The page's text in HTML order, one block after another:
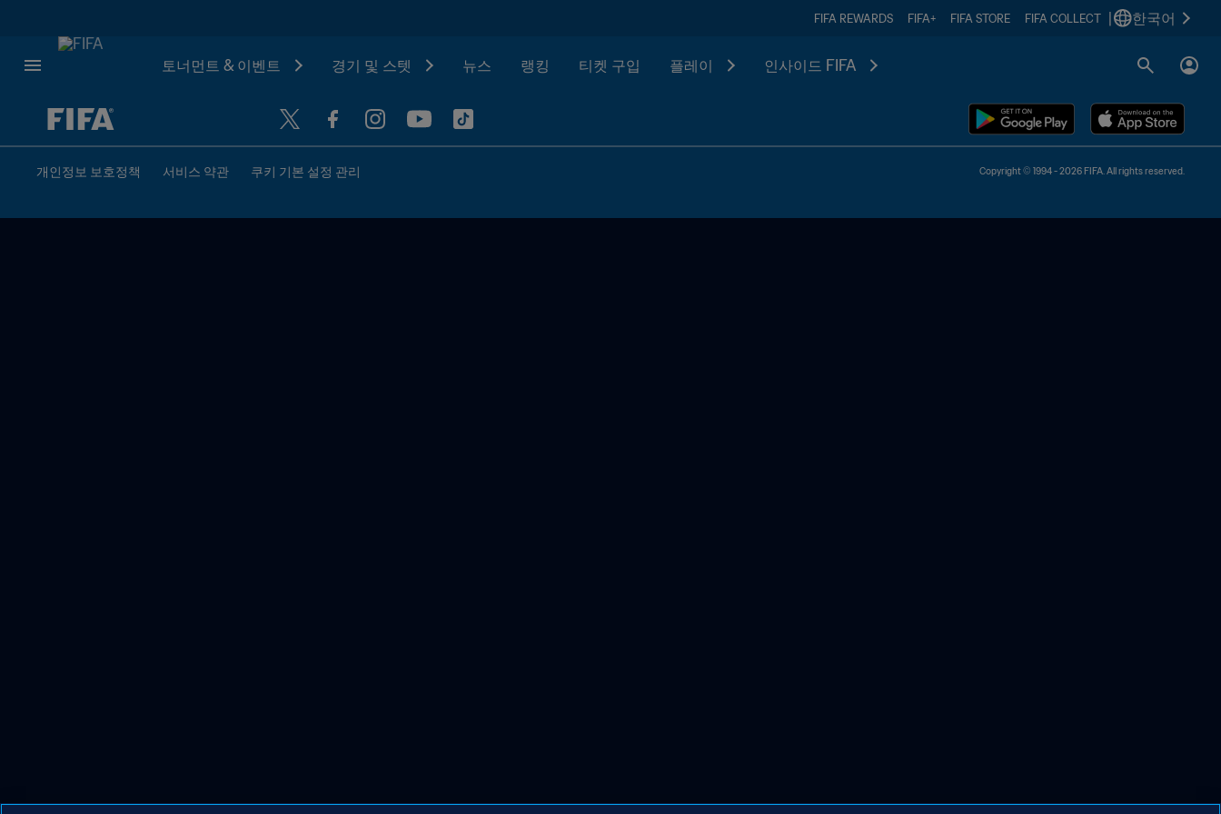
FIFA REWARDS FIFA+ FIFA STORE FIFA COLLECT 한국어
토너먼트 & 이벤트 경기 및 스텟 뉴스 랭킹 티켓 구입 플레이 인사이드 FIFA
추후 결정 vs. 추후 결정
개인정보 보호정책 서비스 약관 쿠키 기본 설정 관리 Copyright © 1994 - 2026 FIFA. All rights reserved.